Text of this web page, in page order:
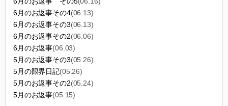
ギャラリー
最近の投稿
6月のお返事その6
(06.25)
6月のお返事 その5
(06.16)
6月のお返事その4
(06.13)
6月のお返事その3
(06.13)
6月のお返事その2
(06.06)